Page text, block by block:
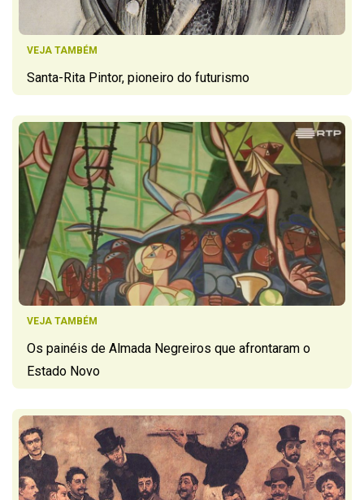
VEJA TAMBÉM
Santa-Rita Pintor, pioneiro do futurismo
VEJA TAMBÉM
Os painéis de Almada Negreiros que afrontaram o
Estado Novo